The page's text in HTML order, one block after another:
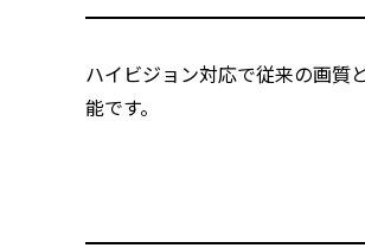
ハイビジョン対応で従来の画質
能です。